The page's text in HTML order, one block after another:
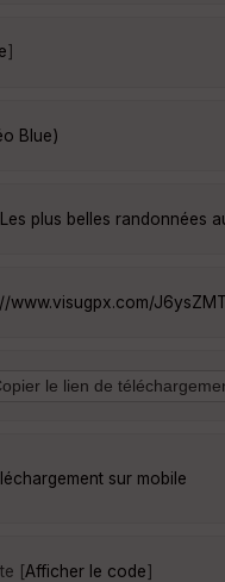
]
Blue)
Les plus belles randonnées
www.visugpx.com/
sur mobile
[Afficher le code]